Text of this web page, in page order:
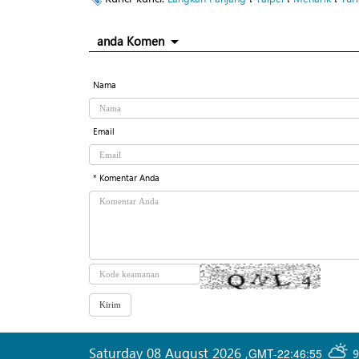
anda Komen
Nama
Email
* Komentar Anda
GMT-22:46:55
Saturday 08 August 2026 ,